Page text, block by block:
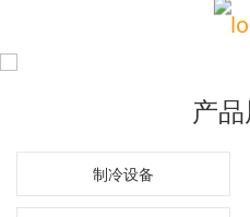
产
制冷设备